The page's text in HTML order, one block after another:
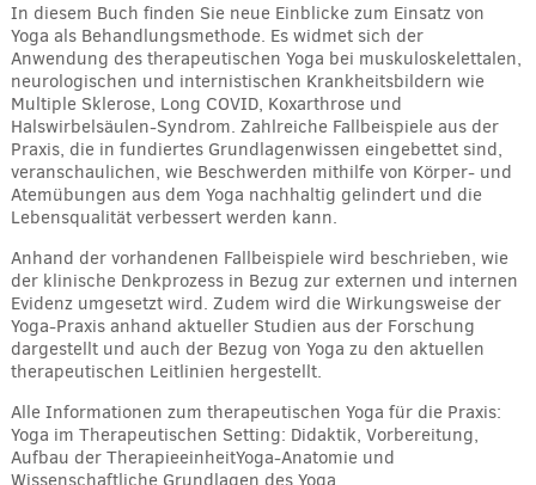
In diesem Buch finden Sie neue Einblicke zum Einsatz von
Yoga als Behandlungsmethode. Es widmet sich der
Anwendung des therapeutischen Yoga bei muskuloskelettalen,
neurologischen und internistischen Krankheitsbildern wie
Multiple Sklerose, Long COVID, Koxarthrose und
Halswirbelsäulen-Syndrom. Zahlreiche Fallbeispiele aus der
Praxis, die in fundiertes Grundlagenwissen eingebettet sind,
veranschaulichen, wie Beschwerden mithilfe von Körper- und
Atemübungen aus dem Yoga nachhaltig gelindert und die
Lebensqualität verbessert werden kann.
Anhand der vorhandenen Fallbeispiele wird beschrieben, wie
der klinische Denkprozess in Bezug zur externen und internen
Evidenz umgesetzt wird. Zudem wird die Wirkungsweise der
Yoga-Praxis anhand aktueller Studien aus der Forschung
dargestellt und auch der Bezug von Yoga zu den aktuellen
therapeutischen Leitlinien hergestellt.
Alle Informationen zum therapeutischen Yoga für die Praxis:
Yoga im Therapeutischen Setting: Didaktik, Vorbereitung,
Aufbau der TherapieeinheitYoga-Anatomie und